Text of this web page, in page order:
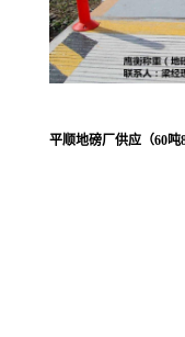
平顺地磅厂供应（60吨